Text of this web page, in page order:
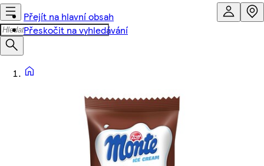
Přejít na hlavní obsah
Přeskočit na vyhledávání